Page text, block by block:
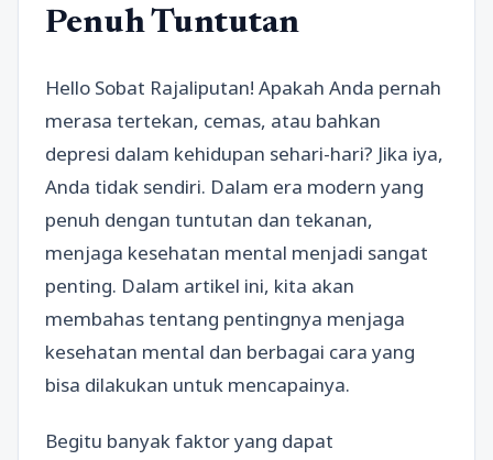
Penuh Tuntutan
Hello Sobat Rajaliputan! Apakah Anda pernah
merasa tertekan, cemas, atau bahkan
depresi dalam kehidupan sehari-hari? Jika iya,
Anda tidak sendiri. Dalam era modern yang
penuh dengan tuntutan dan tekanan,
menjaga kesehatan mental menjadi sangat
penting. Dalam artikel ini, kita akan
membahas tentang pentingnya menjaga
kesehatan mental dan berbagai cara yang
bisa dilakukan untuk mencapainya.
Begitu banyak faktor yang dapat